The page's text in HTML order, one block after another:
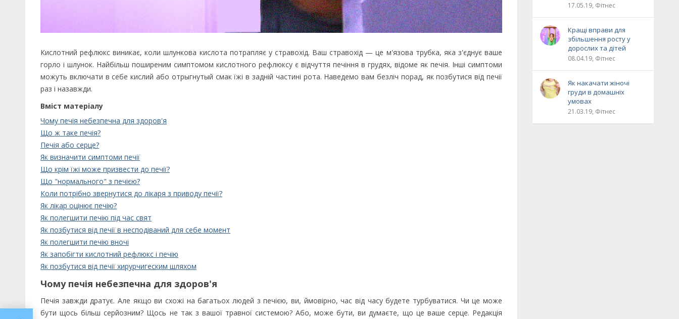
Кислотний рефлюкс виникає, коли шлункова кислота потрапляє у стравохід. Ваш стравохід — це м'язова трубка, яка з'єднує ваше
горло і шлунок. Найбільш поширеним симптомом кислотного рефлюксу є відчуття печіння в грудях, відоме як печія. Інші симптоми
можуть включати в себе кислий або отрыгнутый смак їжі в задній частині рота. Наведемо вам безліч порад, як позбутися від печії
раз і назавжди.
Вміст матеріалу
Чому печія небезпечна для здоров'я
Що ж таке печія?
Печія або серце?
Як визначити симптоми печії
Що крім їжі може призвести до печії?
Що "нормального" з печією?
Коли потрібно звернутися до лікаря з приводу печії?
Як лікар оцінює печію?
Як полегшити печію під час свят
Як позбутися від печії в несподіваний для себе момент
Як полегшити печію вночі
Як запобігти кислотний рефлюкс і печію
Як позбутися від печії хирурчигеским шляхом
Чому печія небезпечна для здоров'я
Печія завжди дратує. Але якщо ви схожі на багатьох людей з печією, ви, ймовірно, час від часу будете турбуватися. Чи це може
бути щось більш серйозним? Щось не так з вашої травної системою? Або, може бути, ви думаєте, що це ваше серце. Редакція
17.05.19, Фітнес
Кращі вправи для
збільшення росту у
дорослих та дітей
08.04.19, Фітнес
Як накачати жіночі
груди в домашніх
умовах
21.03.19, Фітнес